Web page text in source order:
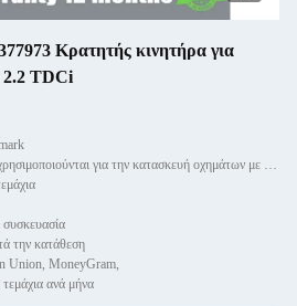
Κρατητής κινητήρα για
TDCi
Αριθμό μοντέλου: Συσκευές που χρησιμοποιούνται για την κατασκευή οχημάτων με κινητήρα
συσκευασία
την κατάθεση
Union, MoneyGram,
ανά μήνα